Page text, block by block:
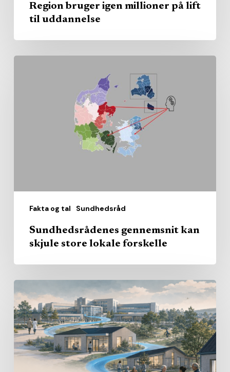
Region bruger igen millioner på lift
til uddannelse
Fakta og tal Sundhedsråd
Sundhedsrådenes gennemsnit kan
skjule store lokale forskelle
nære
sundhed
får
sit